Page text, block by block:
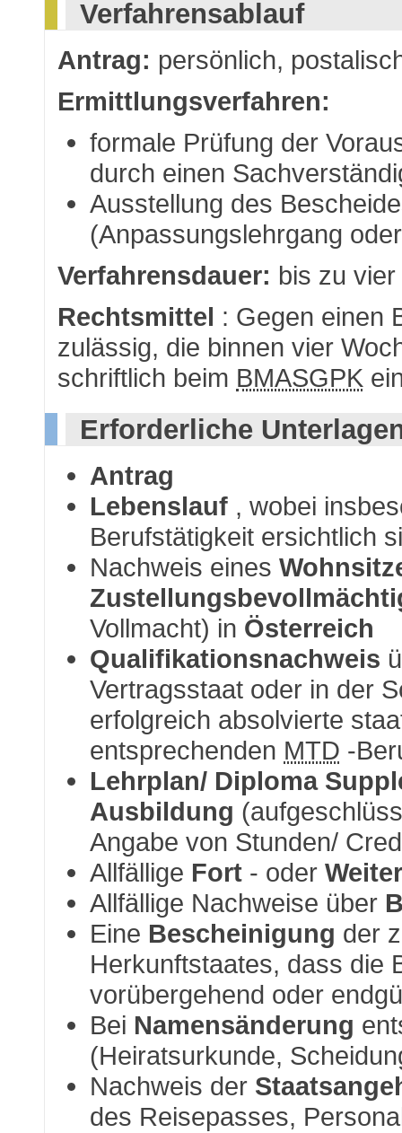
Verfahrensablauf
Antrag: persönlich,
Ermittlungsverfahren:
formale Prüfung der
durch einen
Ausstellung des
(Anpassungslehrgang
Verfahrensdauer: bis zu
Rechtsmittel : Gegen einen
zulässig, die binnen vier
schriftlich beim BMASGPK
Erforderliche
Antrag
Lebenslauf , wobei
Berufstätigkeit ersichtlich
Nachweis eines
Vollmacht) in Österreich
Qualifikationsnachweis
Vertragsstaat oder in der
erfolgreich absolvierte
entsprechenden MTD -
Lehrplan/ Diploma
Ausbildung
Angabe von Stunden/
Allfällige Fort - oder
Allfällige Nachweise über
Eine Bescheinigung der
Herkunftstaates, dass die
vorübergehend oder
Bei Namensänderung
(Heiratsurkunde,
Nachweis der
des Reisepasses,